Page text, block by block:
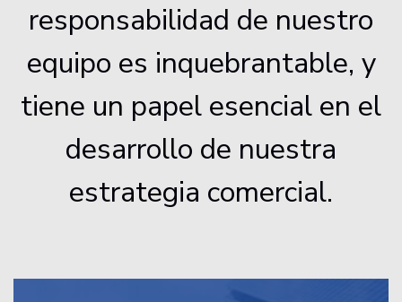
responsabilidad de nuestro
equipo es inquebrantable, y
tiene un papel esencial en el
desarrollo de nuestra
estrategia comercial.